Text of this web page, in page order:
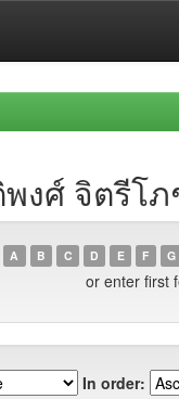
พงศ์ จิตรีโ
A B C D E F G
or enter first
In order: